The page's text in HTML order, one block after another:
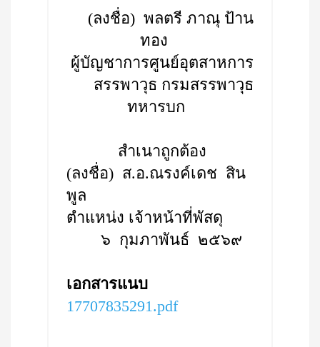
(ลงชื่อ) พลตรี ภาณุ ป้าน
ทอง
ผู้บัญชาการศูนย์อุตสาหการ
สรรพาวุธ กรมสรรพาวุธ
ทหารบก
สำเนาถูกต้อง
(ลงชื่อ) ส.อ.ณรงค์เดช สิน
พูล
ตำแหน่ง เจ้าหน้าที่พัสดุ
๖ กุมภาพันธ์ ๒๕๖๙
เอกสารแนบ
17707835291.pdf